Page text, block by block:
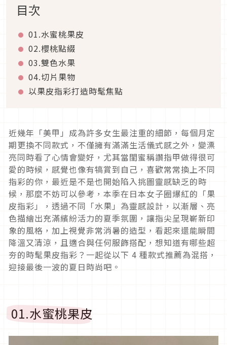
目次
01.水蜜桃果皮
02.櫻桃點綴
03.雙色水果
04.切片果物
以果皮指彩打造時髦焦點
近幾年「美甲」成為許多女生最注重的細節，每個月定
期更換不同款式，不僅擁有滿滿生活儀式感之外，變漂
亮同時看了心情會變好，尤其當閨蜜稱讚指甲做得很可
愛的時候，感覺也像有犒賞到自己，喜歡常常換上不同
指彩的你，最近是不是也開始陷入挑圖靈感缺乏的時
候，那麼不妨可以參考，本季在日本女子圈爆紅的「果
皮指彩」，透過不同「水果」為靈感設計，以漸層、亮
色描繪出充滿繽紛活力的夏季氛圍，讓指尖呈現嶄新印
象的風格，加上視覺非常消暑的造型，看起來還能瞬間
降溫又清涼，且適合與任何服飾搭配，想知道有哪些超
夯的時髦果皮指彩？一起從以下 4 種款式推薦為混搭，
迎接最後一波的夏日時尚吧。
01.水蜜桃果皮